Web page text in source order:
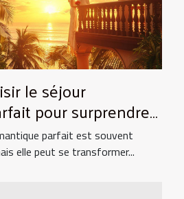
le séjour
pour surprendre
parfait est souvent
elle peut se transformer...